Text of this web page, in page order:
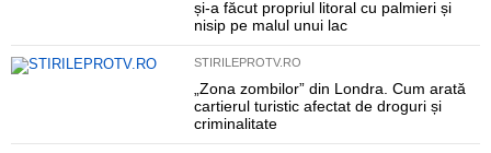
și-a făcut propriul litoral cu palmieri și
nisip pe malul unui lac
STIRILEPROTV.RO
„Zona zombilor” din Londra. Cum arată
cartierul turistic afectat de droguri și
criminalitate